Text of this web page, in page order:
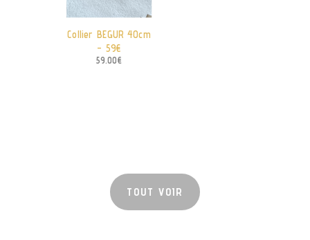
Collier BEGUR 40cm
– 59€
59.00€
TOUT VOIR